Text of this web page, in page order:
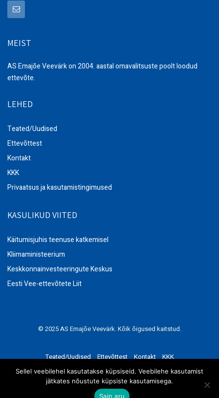
MEIST
AS Emajõe Veevärk on 2004. aastal omavalitsuste poolt loodud
ettevõte.
LEHED
Teated/Uudised
Ettevõttest
Kontakt
KKK
Privaatsus ja kasutamistingimused
KASULIKUD VIITED
Käitumisjuhis teenuse katkemisel
Kliimaministeerium
Keskkonnainvesteeringute Keskus
Eesti Vee-ettevõtete Liit
© 2025 AS Emajõe Veevärk. Kõik õigused kaitstud.
Teated/Uudised Ettevõttest Kontakt
KKK
Privaatsus ja kasutamistingimused
Sellel veebilehel kasutatakse küpsiseid. Veebilehe kasutamist
jätkates nõustute küpsiste kasutamisega.
Sain aru